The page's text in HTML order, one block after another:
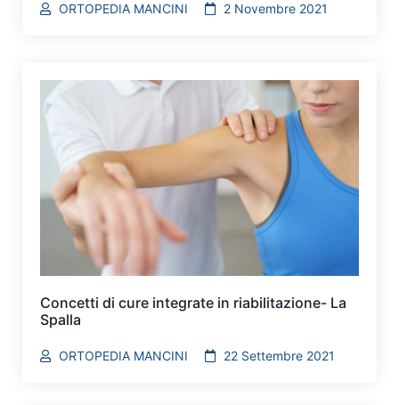
ORTOPEDIA MANCINI 2 Novembre 2021
Concetti di cure integrate in riabilitazione- La
Spalla
ORTOPEDIA MANCINI 22 Settembre 2021